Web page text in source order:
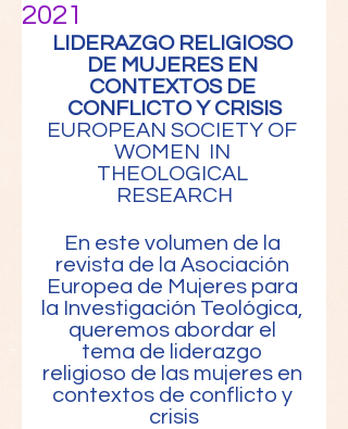
2021
LIDERAZGO RELIGIOSO
DE MUJERES EN
CONTEXTOS DE
CONFLICTO Y CRISIS
EUROPEAN SOCIETY OF
WOMEN  IN
THEOLOGICAL
RESEARCH
En este volumen de la
revista de la Asociación
Europea de Mujeres para
la Investigación Teológica,
queremos abordar el
tema de liderazgo
religioso de las mujeres en
contextos de conflicto y
crisis